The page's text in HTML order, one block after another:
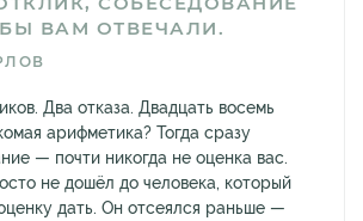
ВАМ ОТВЕЧАЛИ.
Два отказа. Двадцать восемь
арифметика? Тогда сразу
— почти никогда не оценка вас.
не дошёл до человека, который
дать. Он отсеялся раньше —